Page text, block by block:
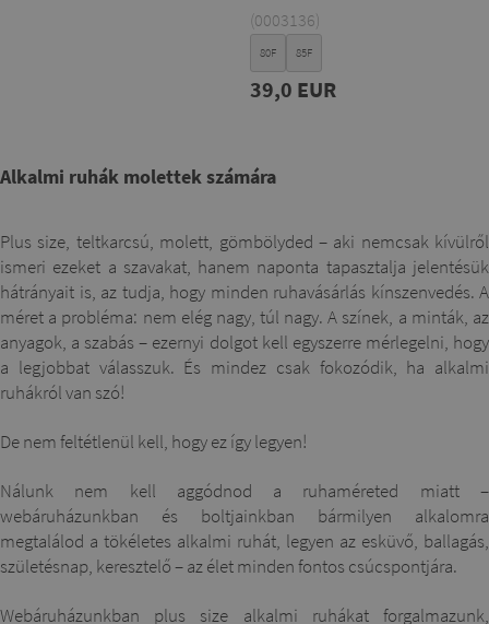
(0003136)
80F 85F
39,0 EUR
Alkalmi ruhák molettek számára
Plus size, teltkarcsú, molett, gömbölyded – aki nemcsak kívülről
ismeri ezeket a szavakat, hanem naponta tapasztalja jelentésük
hátrányait is, az tudja, hogy minden ruhavásárlás kínszenvedés. A
méret a probléma: nem elég nagy, túl nagy. A színek, a minták, az
anyagok, a szabás – ezernyi dolgot kell egyszerre mérlegelni, hogy
a legjobbat válasszuk. És mindez csak fokozódik, ha alkalmi
ruhákról van szó!
De nem feltétlenül kell, hogy ez így legyen!
Nálunk nem kell aggódnod a ruhaméreted miatt –
webáruházunkban és boltjainkban bármilyen alkalomra
megtalálod a tökéletes alkalmi ruhát, legyen az esküvő, ballagás,
születésnap, keresztelő – az élet minden fontos csúcspontjára.
Webáruházunkban plus size alkalmi ruhákat forgalmazunk,